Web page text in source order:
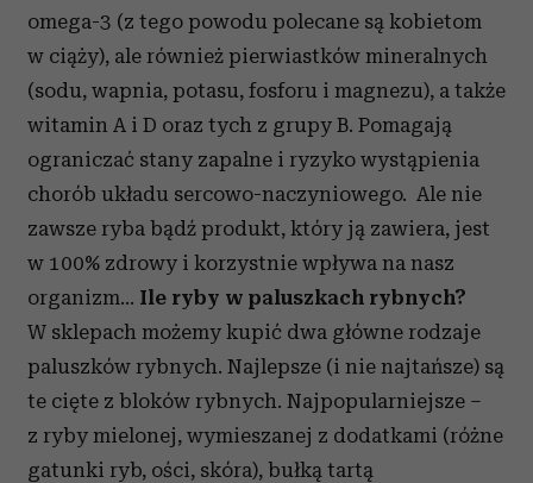
omega-3 (z tego powodu polecane są kobietom
w ciąży), ale również pierwiastków mineralnych
(sodu, wapnia, potasu, fosforu i magnezu), a także
witamin A i D oraz tych z grupy B. Pomagają
ograniczać stany zapalne i ryzyko wystąpienia
chorób układu sercowo-naczyniowego. Ale nie
zawsze ryba bądź produkt, który ją zawiera, jest
w 100% zdrowy i korzystnie wpływa na nasz
organizm... Ile ryby w paluszkach rybnych?
W sklepach możemy kupić dwa główne rodzaje
paluszków rybnych. Najlepsze (i nie najtańsze) są
te cięte z bloków rybnych. Najpopularniejsze –
z ryby mielonej, wymieszanej z dodatkami (różne
gatunki ryb, ości, skóra), bułką tartą